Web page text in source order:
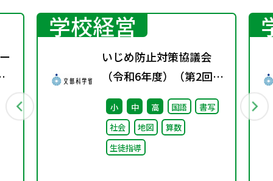
学校経営
いじめ防止対策協議会
（令和6年度）（第2回）
配付資料
小 中 高 国語
書写
社会
地図
算数
生徒指導